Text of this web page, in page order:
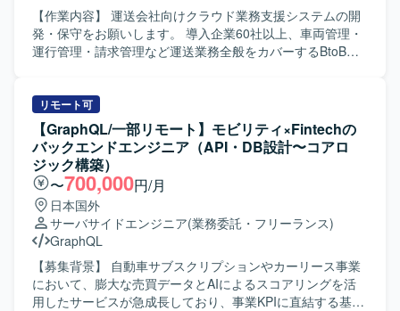
【作業内容】 運送会社向けクラウド業務支援システムの開
発・保守をお願いします。 導入企業60社以上、車両管理・
運行管理・請求管理など運送業務全般をカバーするBtoB
す。 既存機能の改善・バグ修正を行います。 コードレビュ
ー、テスト整備を行います。 PMI（事業譲渡後の統合）に
伴うシステム改善を行います。 【開発環境】 フレームワー
ク : Ruby 3.2 / Rails 7.1 フロントエンド : React 18 /
TypeScript 5.1 / Apollo Client (GraphQL) デザインツール：
Figma など データベース : Amazon RDS インフラ : AWS
(ECS) バージョン管理 : Git/GitHub コミュニケーション/タ
スク管理 : Slack, Google Meet, Notion を利用しています。
リモート可
【GraphQL/一部リモート】モビリティ×Fintechの
バックエンドエンジニア（API・DB設計〜コアロ
ジック構築）
〜700,000円/月
日本国外
サーバサイドエンジニア(業務委託・フリーランス)
GraphQL
【募集背景】 自動車サブスクリプションやカーリース事業
において、膨大な売買データとAIによるスコアリングを活
用したサービスが急成長しており、事業KPIに直結する基盤